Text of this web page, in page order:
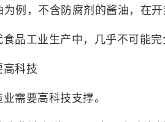
例，不含防腐剂的酱油，在
食品工业生产中，几乎不可能完
高科技
需要高科技支撑。